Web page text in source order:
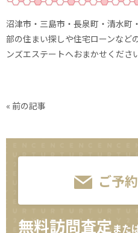
沼津市・三島市・長泉町・清水町
部の住まい探しや住宅ローンなど
ンズエステートへおまかせくださ
« 前の記事
ご予
無料訪問査定また